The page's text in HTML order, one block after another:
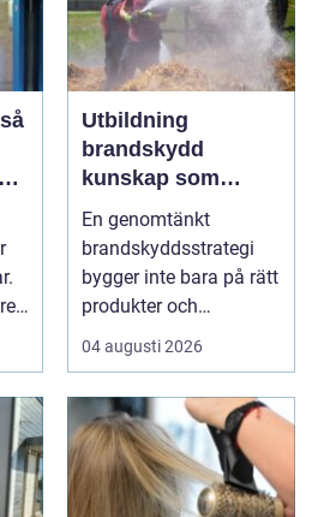
Utbildning
brandskydd
kunskap som
räddar liv och
skyddar
verksamheter
En genomtänkt
brandskyddsstrategi
bygger inte bara på rätt
produkter och
installationer. Den
04 augusti 2026